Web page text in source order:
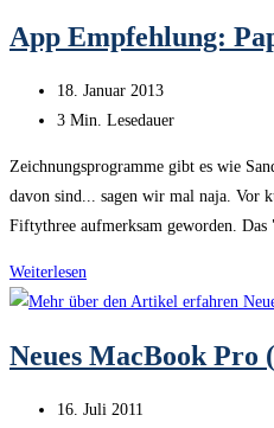
=
perfekt
App Empfehlung:
Beitrag
veröffentlicht:
18. Januar 2013
Lesedauer:
3 Min. Lesedauer
Zeichnungsprogramme gibt es wie
davon sind... sagen wir mal naja. Vor
Fiftythree aufmerksam geworden.
Weiterlesen
Empfehlung:
Neues MacBook Pro
Beitrag
16. Juli 2011